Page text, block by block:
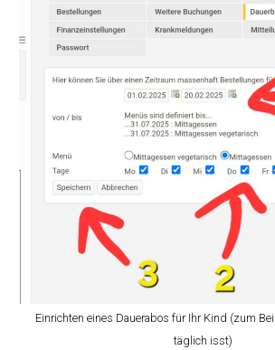
Einrichten eines Dauerabos für Ihr Kind (zum
täglich isst)